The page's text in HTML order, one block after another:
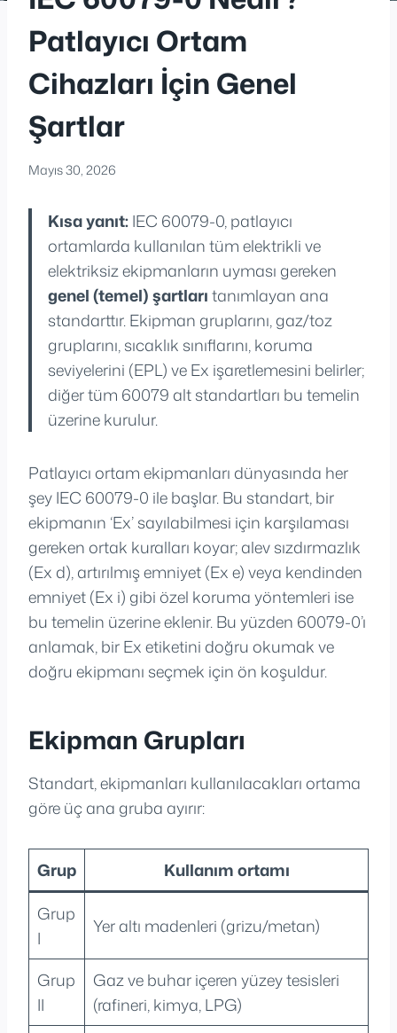
Patlayıcı Ortam
Cihazları İçin Genel
Şartlar
Mayıs 30, 2026
Kısa yanıt:IEC 60079-0, patlayıcı
ortamlarda kullanılan tüm elektrikli ve
elektriksiz ekipmanların uyması gereken
genel (temel) şartlarıtanımlayan ana
standarttır. Ekipman gruplarını, gaz/toz
gruplarını, sıcaklık sınıflarını, koruma
seviyelerini (EPL) ve Ex işaretlemesini belirler;
diğer tüm 60079 alt standartları bu temelin
üzerine kurulur.
Patlayıcı ortam ekipmanları dünyasında her
şey IEC 60079-0 ile başlar. Bu standart, bir
ekipmanın ‘Ex’ sayılabilmesi için karşılaması
gereken ortak kuralları koyar; alev sızdırmazlık
(Ex d), artırılmış emniyet (Ex e) veya kendinden
emniyet (Ex i) gibi özel koruma yöntemleri ise
bu temelin üzerine eklenir. Bu yüzden 60079-0’ı
anlamak, bir Ex etiketini doğru okumak ve
doğru ekipmanı seçmek için ön koşuldur.
Ekipman Grupları
Standart, ekipmanları kullanılacakları ortama
göre üç ana gruba ayırır:
Grup
Kullanım ortamı
Grup
I
Yer altı madenleri (grizu/metan)
Grup
II
Gaz ve buhar içeren yüzey tesisleri
(rafineri, kimya, LPG)